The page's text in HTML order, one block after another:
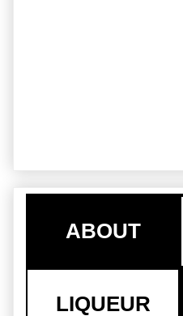
ABOUT
LIQUEUR